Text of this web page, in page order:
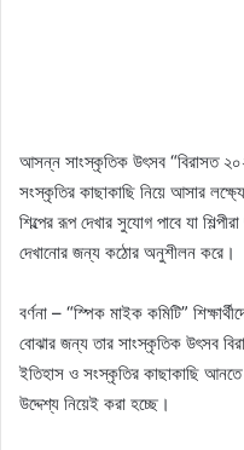
আসন্ন সাংস্কৃতিক উৎসব “বিরাসত
সংস্কৃতির কাছাকাছি নিয়ে আসার
শিল্পের রূপ দেখার সুযোগ পাবে যা
দেখানোর জন্য কঠোর অনুশীলন করে।
বর্ণনা – “স্পিক মাইক কমিটি”
বোঝার জন্য তার সাংস্কৃতিক উৎসব
ইতিহাস ও সংস্কৃতির কাছাকাছি
উদ্দেশ্য নিয়েই করা হচ্ছে।